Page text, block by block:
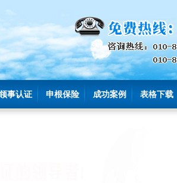
事认证 申根保险 成功案例 表格下载